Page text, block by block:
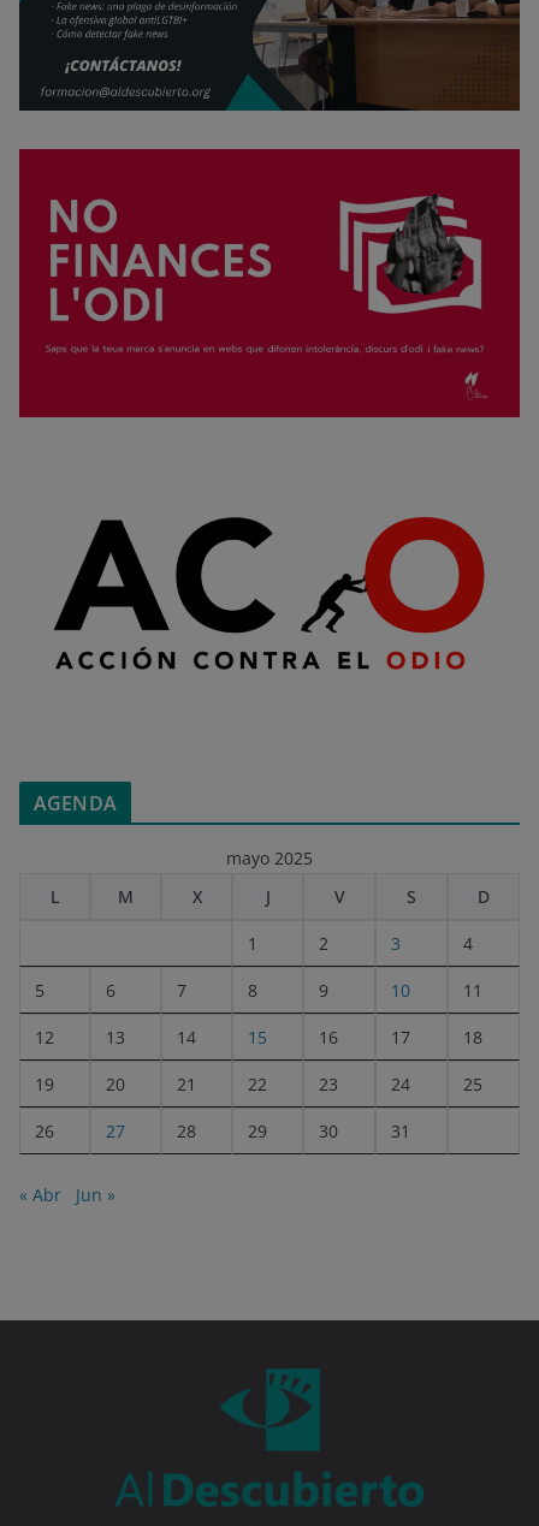
AGENDA
mayo 2025
L
M X J V S D
1 2 3 4
5 6 7 8 9 10 11
12 13 14 15 16 17 18
19 20 21 22 23 24 25
26 27 28 29 30 31
« Abr Jun »